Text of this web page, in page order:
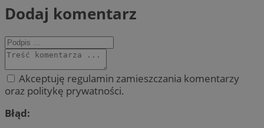
Dodaj komentarz
Akceptuję regulamin zamieszczania komentarzy
oraz politykę prywatności.
Błąd: